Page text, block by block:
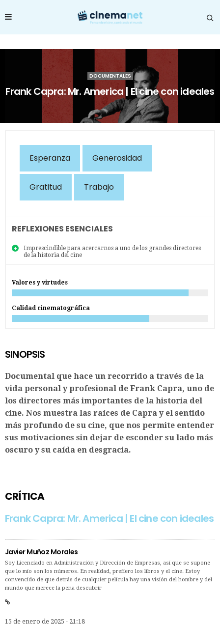
DOCUMENTALES
Frank Capra: Mr. America | El cine con ideales
Esperanza Generosidad
Gratitud Trabajo
REFLEXIONES ESENCIALES
Imprescindible para acercarnos a uno de los grandes directores
de la historia del cine
Valores y virtudes
Calidad cinematográfica
SINOPSIS
Documental que hace un recorrido a través de la
vida personal y profesional de Frank Capra, uno de
los directores más importantes de la historia del
cine. Nos muestra las raíces de Capra y el sentido
más profundo de su cine, que nos permite entender
sus motivaciones sin dejar de esconder su lado más
oscuro y su caída en desgracia.
CRÍTICA
Frank Capra: Mr. America | El cine con ideales
Javier Muñoz Morales
Soy Licenciado en Administración y Dirección de Empresas, así que se supone
que lo mío son los números. En realidad, prefiero los libros y el cine. Estoy
convencido de que detrás de cualquier película hay una visión del hombre y del
mundo que merece la pena descubrir
15 de enero de 2025 - 21:18